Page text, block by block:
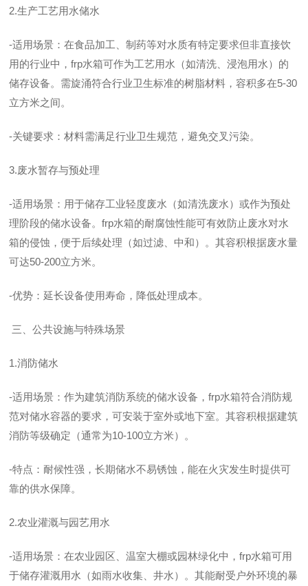
2.生产工艺用水储水
-适用场景：在食品加工、制药等对水质有特定要求但非直接饮
用的行业中，frp水箱可作为工艺用水（如清洗、浸泡用水）的
储存设备。需旋涌符合行业卫生标准的树脂材料，容积多在5-30
立方米之间。
-关键要求：材料需满足行业卫生规范，避免交叉污染。
3.废水暂存与预处理
-适用场景：用于储存工业轻度废水（如清洗废水）或作为预处
理阶段的储水设备。frp水箱的耐腐蚀性能可有效防止废水对水
箱的侵蚀，便于后续处理（如过滤、中和）。其容积根据废水量
可达50-200立方米。
-优势：延长设备使用寿命，降低处理成本。
三、公共设施与特殊场景
1.消防储水
-适用场景：作为建筑消防系统的储水设备，frp水箱符合消防规
范对储水容器的要求，可安装于室外或地下室。其容积根据建筑
消防等级确定（通常为10-100立方米）。
-特点：耐候性强，长期储水不易锈蚀，能在火灾发生时提供可
靠的供水保障。
2.农业灌溉与园艺用水
-适用场景：在农业园区、温室大棚或园林绿化中，frp水箱可用
于储存灌溉用水（如雨水收集、井水）。其能耐受户外环境的暴